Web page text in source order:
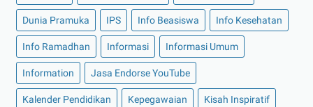
Dunia Pramuka IPS Info Beasiswa Info Kesehatan
Info Ramadhan Informasi Informasi Umum
Information Jasa Endorse YouTube
Kalender Pendidikan Kepegawaian Kisah Inspiratif